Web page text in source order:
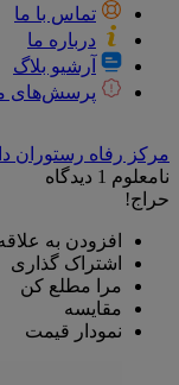
تماس با ما
درباره ما
آرشیو بلاگ
پرسش‌های
مرکز رفاه رستوران
نامعلوم 1 دیدگاه
حراج!
افزودن به
اشتراک گذاری
مرا مطلع کن
مقایسه
نمودار قیمت